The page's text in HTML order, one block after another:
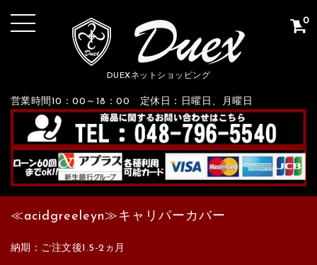
DUEXネットショッピング
営業時間10：00～18：00 定休日：日曜日、月曜日
0
≪acidgreeleyn≫キャリパーカバー
納期：ご注文後1.5-2ヵ月